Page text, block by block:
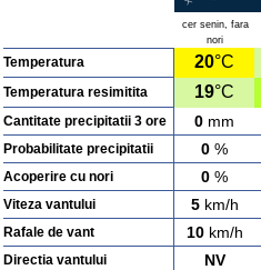
cer senin, fara
nori
Temperatura 20°C
Temperatura resimitita 19°C
Cantitate precipitatii 3 ore 0 mm
Probabilitate precipitatii 0 %
Acoperire cu nori 0 %
Viteza vantului 5km/h
Rafale de vant 10km/h
Directia vantului NV